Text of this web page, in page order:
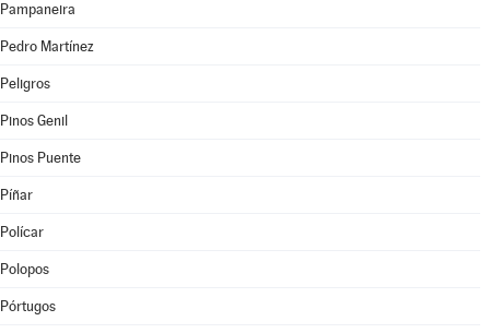
Pampaneira
Pedro Martínez
Peligros
Pinos Genil
Pinos Puente
Píñar
Polícar
Polopos
Pórtugos